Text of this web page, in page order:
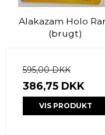
Alakazam Holo
(brugt)
595,00 DKK
386,75 DKK
VIS PRODUKT